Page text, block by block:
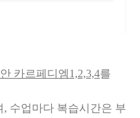
카르페디엠1,2,3,4를
, 수업마다 복습시간은 부